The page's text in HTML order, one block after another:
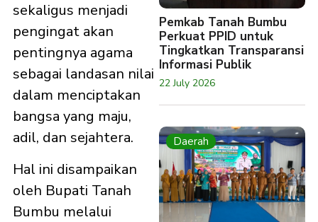
sekaligus menjadi
pengingat akan
pentingnya agama
sebagai landasan nilai
dalam menciptakan
bangsa yang maju,
adil, dan sejahtera.
Hal ini disampaikan
oleh Bupati Tanah
Bumbu melalui
Pemkab Tanah Bumbu
Perkuat PPID untuk
Tingkatkan Transparansi
Informasi Publik
22 July 2026
Daerah